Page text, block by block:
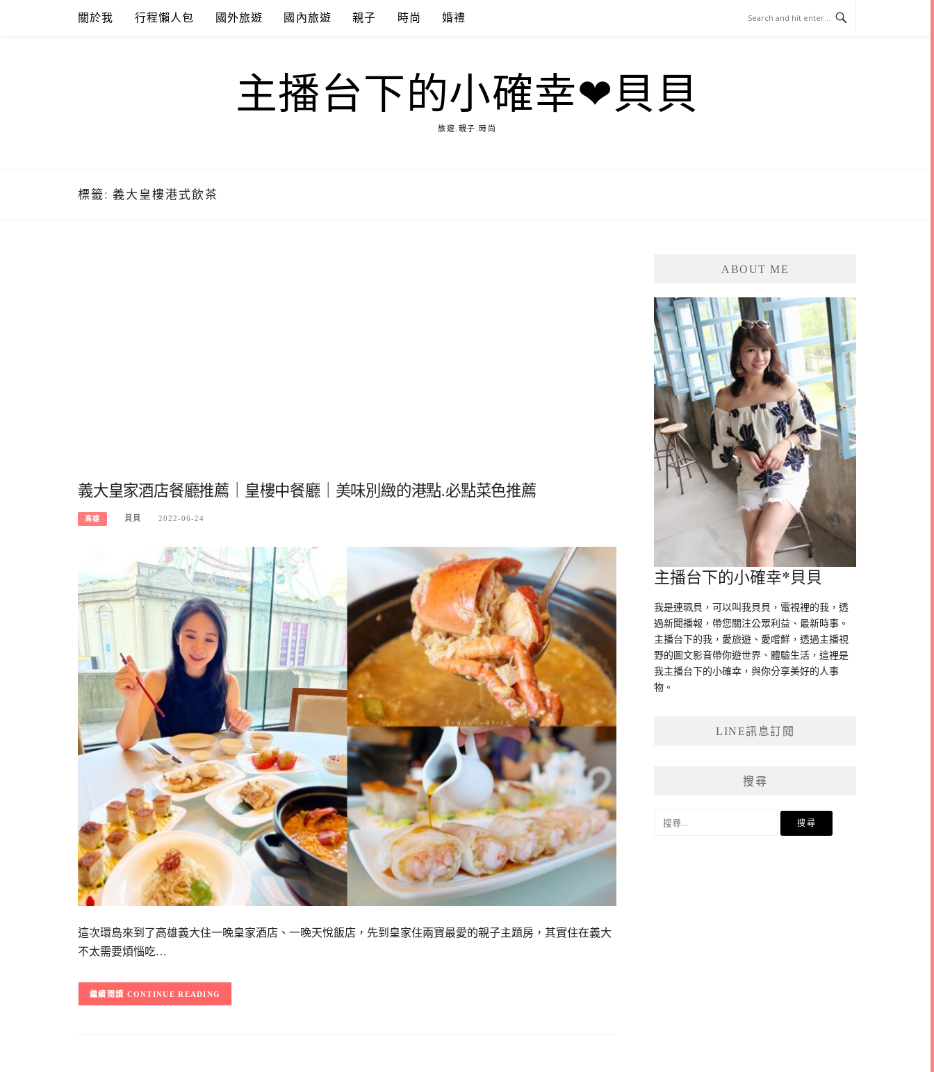
關於我 行程懶人包 國外旅遊 國內旅遊 親子 時尚 婚禮
主播台下的小確幸❤貝貝
旅遊.親子.時尚
標籤: 義大皇樓港式飲茶
義大皇家酒店餐廳推薦｜皇樓中餐廳｜美味別緻的港點.必點菜色推薦
高雄 貝貝 2022-06-24
這次環島來到了高雄義大住一晚皇家酒店、一晚天悅飯店，先到皇家住兩寶最愛的親子主題房，其實住在義大
不太需要煩惱吃…
CONTINUE READING
ABOUT ME
主播台下的小確幸*貝貝
我是連珮貝，可以叫我貝貝，電視裡的我，透
過新聞播報，帶您關注公眾利益、最新時事。
主播台下的我，愛旅遊、愛嚐鮮，透過主播視
野的圖文影音帶你遊世界、體驗生活，這裡是
我主播台下的小確幸，與你分享美好的人事
物。
LINE訊息訂閱
搜尋